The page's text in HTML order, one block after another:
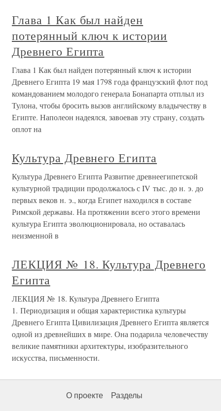
Глава 1 Как был найден
потерянный ключ к истории
Древнего Египта
Глава 1 Как был найден потерянный ключ к истории
Древнего Египта 19 мая 1798 года французский флот под
командованием молодого генерала Бонапарта отплыл из
Тулона, чтобы бросить вызов английскому владычеству в
Египте. Наполеон надеялся, завоевав эту страну, создать
оплот на
Культура Древнего Египта
Культура Древнего Египта Развитие древнеегипетской
культурной традиции продолжалось с IV тыс. до н. э. до
первых веков н. э., когда Египет находился в составе
Римской державы. На протяжении всего этого времени
культура Египта эволюционировала, но оставалась
неизменной в
ЛЕКЦИЯ № 18. Культура Древнего
Египта
ЛЕКЦИЯ № 18. Культура Древнего Египта
1. Периодизация и общая характеристика культуры
Древнего Египта Цивилизация Древнего Египта является
одной из древнейших в мире. Она подарила человечеству
великие памятники архитектуры, изобразительного
искусства, письменности.
О проекте Разделы